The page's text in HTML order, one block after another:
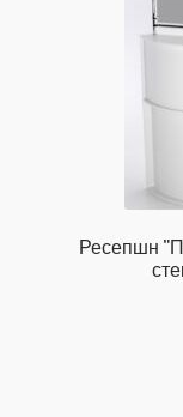
Ресепшн